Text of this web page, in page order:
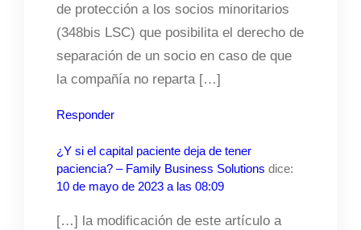
de protección a los socios minoritarios
(348bis LSC) que posibilita el derecho de
separación de un socio en caso de que
la compañía no reparta […]
Responder
¿Y si el capital paciente deja de tener
paciencia? – Family Business Solutions dice:
10 de mayo de 2023 a las 08:09
[…] la modificación de este artículo a